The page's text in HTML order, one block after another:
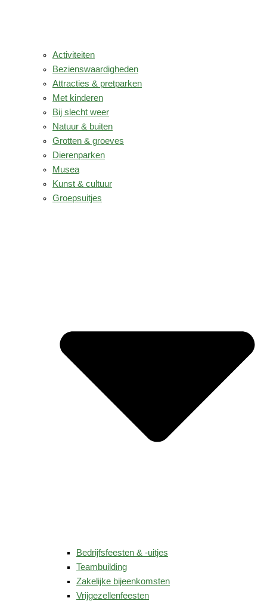
Activiteiten
Bezienswaardigheden
Attracties & pretparken
Met kinderen
Bij slecht weer
Natuur & buiten
Grotten & groeves
Dierenparken
Musea
Kunst & cultuur
Groepsuitjes
Bedrijfsfeesten & -uitjes
Teambuilding
Zakelijke bijeenkomsten
Vrijgezellenfeesten